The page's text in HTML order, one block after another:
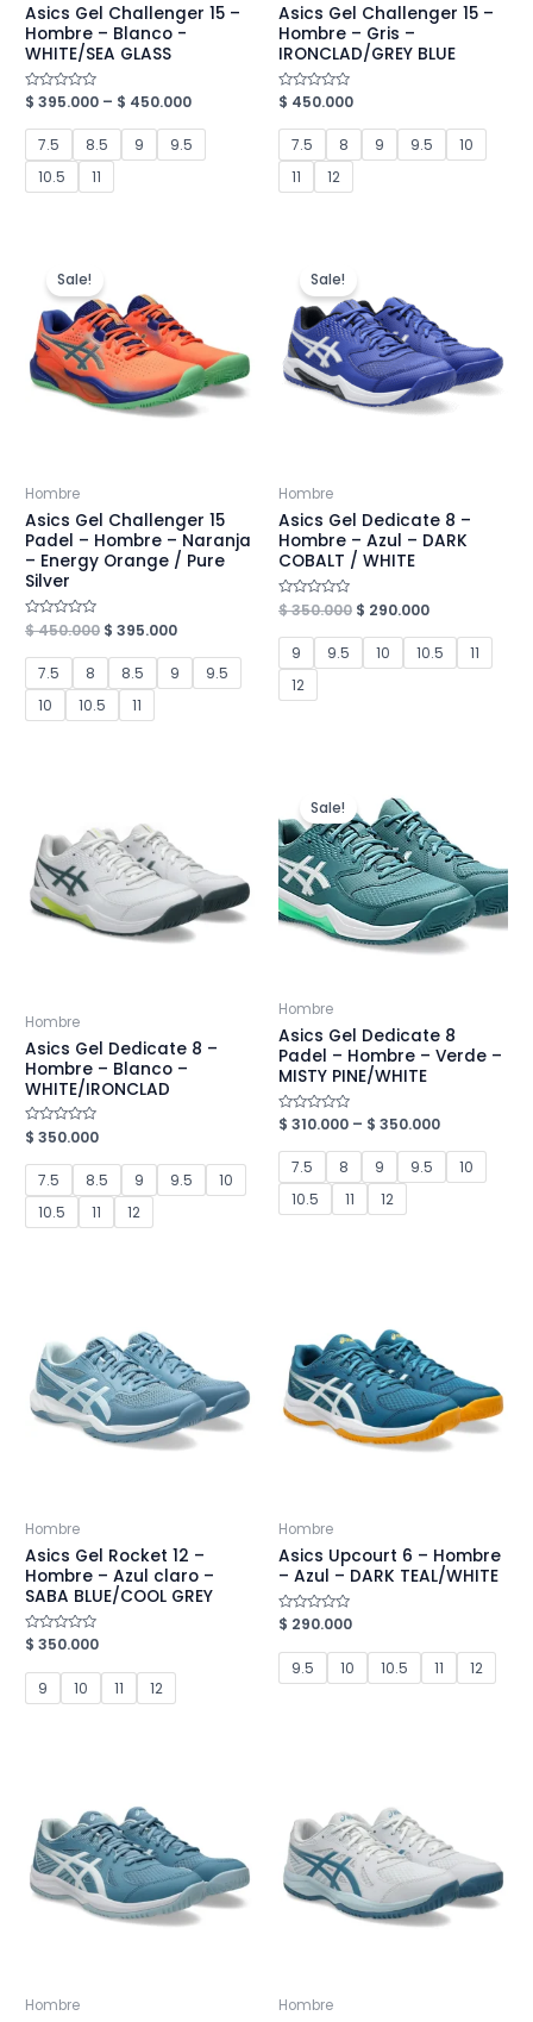
Asics Gel Challenger 15 –
Hombre – Blanco -
WHITE/SEA GLASS
Valorado
en
de
$ 395.000 – $ 450.000
7.5 8.5 9
9.5
10.5
11
Asics Gel Challenger 15 –
Hombre – Gris –
IRONCLAD/GREY BLUE
Valorado
en
$ 450.000
7.5 8 9 9.5
10
11
12
Sale!
Hombre
Asics Gel Challenger 15
Padel – Hombre – Naranja
– Energy Orange / Pure
Silver
Valorado
en
de
$450.000 Original
was:
$ 450.000.
$ 395.000Current
is:
$ 395.000.
7.5 8 8.5 9
9.5
10
10.5 11
Sale!
Hombre
Asics Gel Dedicate 8 –
Hombre – Azul – DARK
COBALT / WHITE
Valorado
en
$350.000 Original
was:
$ 350.000.
$ 290.000Current
is:
$ 290.000.
9 9.5 10 10.5
11
12
Hombre
Asics Gel Dedicate 8 –
Hombre – Blanco –
WHITE/IRONCLAD
Valorado
en
de
$ 350.000
7.5 8.5 9 9.5
10
10.5
11 12
Sale!
Hombre
Asics Gel Dedicate 8
Padel – Hombre – Verde –
MISTY PINE/WHITE
Valorado
en
$ 310.000 – $ 350.000
7.5 8 9 9.5
10
10.5
11 12
Hombre
Asics Gel Rocket 12 –
Hombre – Azul claro –
SABA BLUE/COOL GREY
Valorado
en
$ 350.000
9 10 11 12
Hombre
Asics Upcourt 6 – Hombre
– Azul – DARK TEAL/WHITE
Valorado
en
$ 290.000
9.5 10 10.5 11 12
Hombre Hombre